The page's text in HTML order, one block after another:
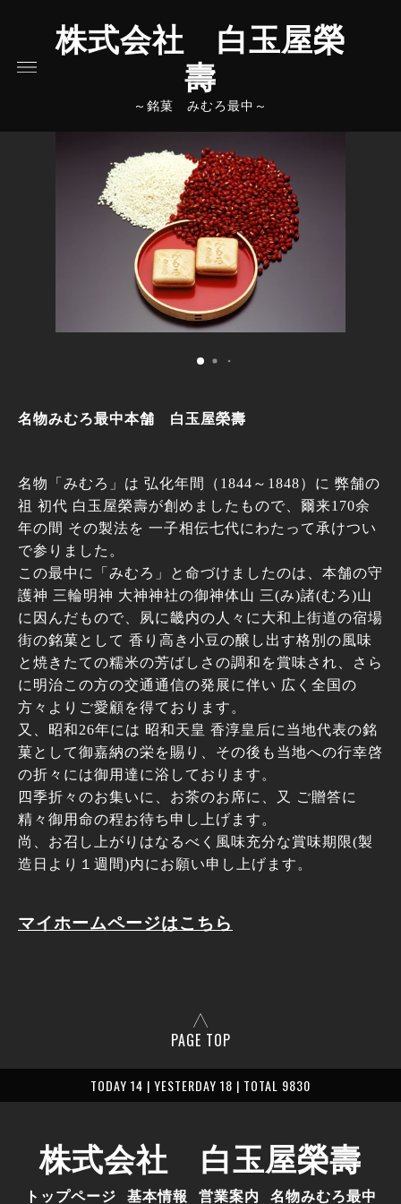
株式会社 白玉屋榮
壽
～銘菓 みむろ最中～
名物みむろ最中本舗 白玉屋榮壽
名物「みむろ」は 弘化年間（1844～1848）に 弊舗の
祖 初代 白玉屋榮壽が創めましたもので、爾来170余
年の間 その製法を 一子相伝七代にわたって承けつい
で参りました。
この最中に「みむろ」と命づけましたのは、本舗の守
護神 三輪明神 大神神社の御神体山 三(み)諸(むろ)山
に因んだもので、夙に畿内の人々に大和上街道の宿場
街の銘菓として 香り高き小豆の醸し出す格別の風味
と焼きたての糯米の芳ばしさの調和を賞味され、さら
に明治この方の交通通信の発展に伴い 広く全国の
方々よりご愛顧を得ております。
又、昭和26年には 昭和天皇 香淳皇后に当地代表の銘
菓として御嘉納の栄を賜り、その後も当地への行幸啓
の折々には御用達に浴しております。
四季折々のお集いに、お茶のお席に、又 ご贈答に
精々御用命の程お待ち申し上げます。
尚、お召し上がりはなるべく風味充分な賞味期限(製
造日より１週間)内にお願い申し上げます。
マイホームページはこちら
PAGE TOP
TODAY 14 | YESTERDAY 18 | TOTAL 9830
株式会社 白玉屋榮壽
トップページ 基本情報 営業案内 名物みむろ最中